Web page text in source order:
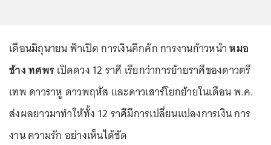
เดือนมิถุนายน ฟ้าเปิด การเงินคึกคัก การงานก้าวหน้าหมอ
ช้าง ทศพรเปิดดวง 12 ราศี เรียกว่าการย้ายราศีของดาวตรี
เทพ ดาวราหู ดาวพฤหัส และดาวเสาร์โยกย้ายในเดือน พ.ค.
ส่งผลยาวมาทำให้ทั้ง 12 ราศีมีการเปลี่ยนแปลงการเงิน การ
งาน ความรัก อย่างเห็นได้ชัด